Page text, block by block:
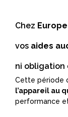
Chez
vos aides
ni obligation
Cette période
l’appareil au
performance